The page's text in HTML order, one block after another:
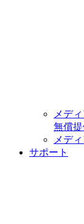
メデ
無償
メデ
サポート